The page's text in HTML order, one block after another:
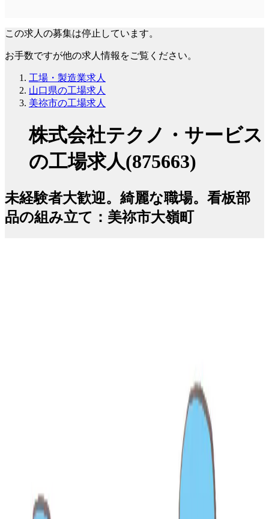
この求人の募集は停止しています。
お手数ですが他の求人情報をご覧ください。
工場・製造業求人
山口県の工場求人
美祢市の工場求人
株式会社テクノ・サービス
の工場求人(875663)
未経験者大歓迎。綺麗な職場。看板部
品の組み立て：美祢市大嶺町